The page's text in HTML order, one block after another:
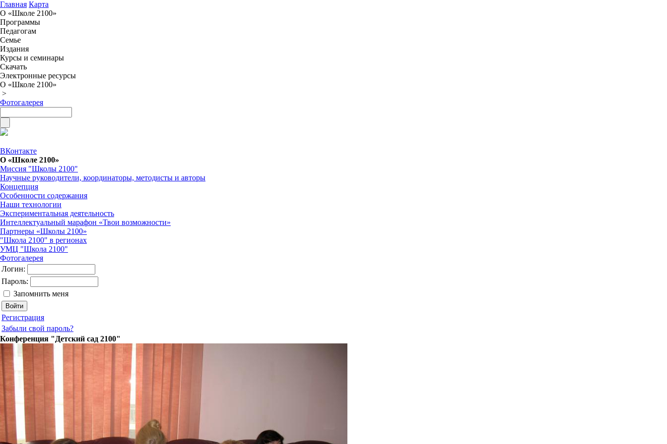
Главная Карта
О «Школе 2100»
Программы
Педагогам
Семье
Издания
Курсы и семинары
Скачать
Электронные ресурсы
О «Школе 2100»
>
Фотогалерея
ВКонтакте
О «Школе 2100»
Миссия "Школы 2100"
Научные руководители, координаторы, методисты и авторы
Концепция
Особенности содержания
Наши технологии
Экспериментальная деятельность
Интеллектуальный марафон «Твои возможности»
Партнеры «Школы 2100»
"Школа 2100" в регионах
УМЦ "Школа 2100"
Фотогалерея
Логин:
Пароль:
Запомнить меня
Регистрация
Забыли свой пароль?
Конференция "Детский сад 2100"